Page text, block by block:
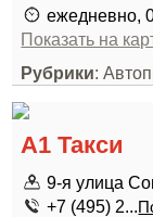
ежедневно,
Показать на
Рубрики:
А1 Такси
9-я улица
+7 (495) 2...